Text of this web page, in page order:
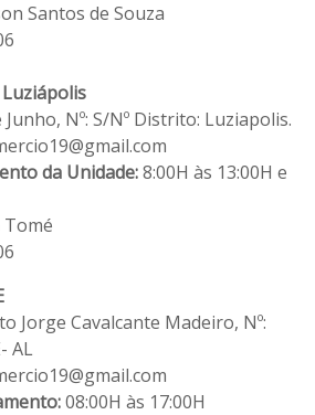
Santos de Souza
Luziápolis
Junho, Nº: S/Nº Distrito: Luziapolis.
da Unidade:8:00H às 13:00H e
Jorge Cavalcante Madeiro, Nº:
AL
08:00H às 17:00H